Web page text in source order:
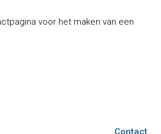
voor het maken van een
Contact